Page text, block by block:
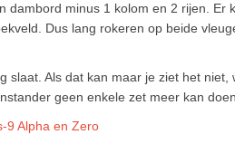
dambord minus 1 kolom en 2 rijen.
Dus lang rokeren op beide
slaat. Als dat kan maar je ziet het
geen enkele zet meer kan
9 Alpha en Zero